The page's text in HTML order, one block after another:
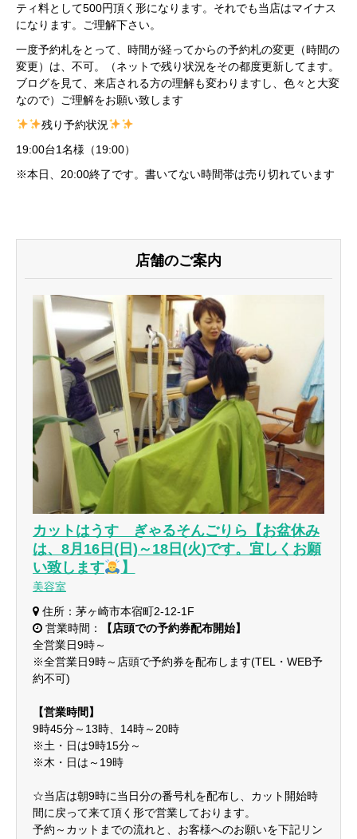
ティ料として500円頂く形になります。それでも当店はマイナス
になります。ご理解下さい。
一度予約札をとって、時間が経ってからの予約札の変更（時間の
変更）は、不可。（ネットで残り状況をその都度更新してます。
ブログを見て、来店される方の理解も変わりますし、色々と大変
なので）ご理解をお願い致します
残り予約状況
19:00台1名様（19:00）
※本日、20:00終了です。書いてない時間帯は売り切れています
店舗のご案内
カットはうす ぎゃるそんごりら【お盆休み
は、8月16日(日)～18日(火)です。宜しくお願
い致します
】
美容室
住所：茅ヶ崎市本宿町2-12-1F
営業時間：
【店頭での予約券配布開始】
全営業日9時～
※全営業日9時～店頭で予約券を配布します(TEL・WEB予
約不可)
【営業時間】
9時45分～13時、14時～20時
※土・日は9時15分～
※木・日は～19時
☆当店は朝9時に当日分の番号札を配布し、カット開始時
間に戻って来て頂く形で営業しております。
予約～カットまでの流れと、お客様へのお願いを下記リン